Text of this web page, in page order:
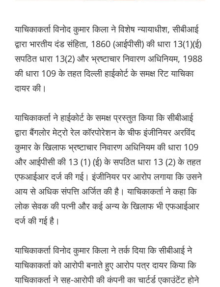
याचिकाकर्ता विनोद कुमार किला ने विशेष न्यायाधीश, सीबीआई
द्वारा भारतीय दंड संहिता, 1860 (आईपीसी) की धारा 13(1)(ई)
सपठित धारा 13(2) और भ्रष्टाचार निवारण अधिनियम, 1988
की धारा 109 के तहत दिल्ली हाईकोर्ट के समक्ष रिट याचिका
दायर की।
याचिकाकर्ता ने हाईकोर्ट के समक्ष प्रस्तुत किया कि सीबीआई
द्वारा बैंगलोर मेट्रो रेल कॉरपोरेशन के चीफ इंजीनियर अरविंद
कुमार के खिलाफ भ्रष्टाचार निवारण अधिनियम की धारा 109
और आईपीसी की 13 (1) (ई) के सपठित धारा 13 (2) के तहत
एफआईआर दर्ज की गई। इंजीनियर पर आरोप लगाया कि उसने
आय से अधिक संपत्ति अर्जित की है। याचिकाकर्ता ने कहा कि
लोक सेवक की पत्नी और कई अन्य के खिलाफ भी एफआईआर
दर्ज की गई है।
याचिकाकर्ता विनोद कुमार किला ने तर्क दिया कि सीबीआई ने
याचिकाकर्ता को आरोपी बनाते हुए आरोप पत्र दायर किया कि
याचिकाकर्ता ने सह-आरोपी की कंपनी का चार्टर्ड एकाउंटेंट होने